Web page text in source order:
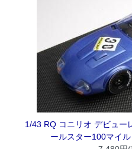
1/43 RQ コニリオ デビュー
ールスター100マイ